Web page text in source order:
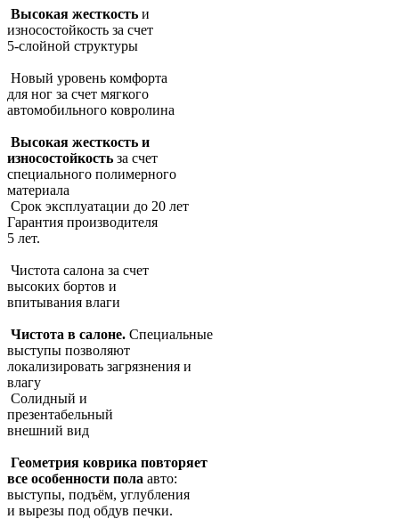
Высокая жесткость и
износостойкость за счет
5-слойной структуры
Новый уровень комфорта
для ног за счет мягкого
автомобильного ковролина
Высокая жесткость и
износостойкость за счет
специального полимерного
материала
Срок эксплуатации до 20 лет
Гарантия производителя
5 лет.
Чистота салона за счет
высоких бортов и
впитывания влаги
Чистота в салоне. Специальные
выступы позволяют
локализировать загрязнения и
влагу
Солидный и
презентабельный
внешний вид
Геометрия коврика повторяет
все особенности пола авто:
выступы, подъём, углубления
и вырезы под обдув печки.